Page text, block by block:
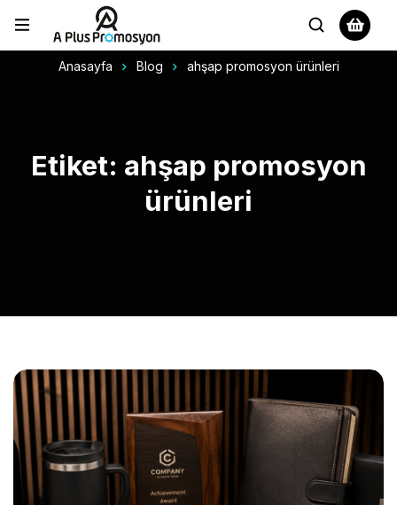
Anasayfa Blog ahşap promosyon ürünleri
Etiket: ahşap promosyon
ürünleri